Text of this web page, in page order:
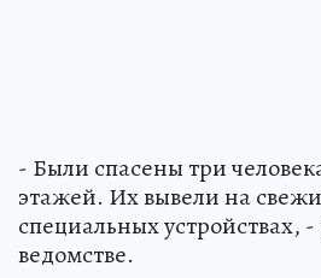
- Были спасены три
этажей. Их вывели на
специальных устройствах, -
ведомстве.